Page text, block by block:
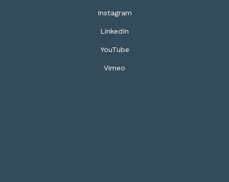
Instagram
LinkedIn
YouTube
Vimeo